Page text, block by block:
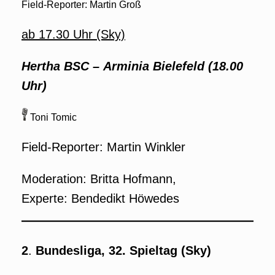
Field-Reporter: Martin Groß
ab 17.30 Uhr (Sky)
Hertha BSC – Arminia Bielefeld (18.00
Uhr)
Toni Tomic
Field-Reporter: Martin Winkler
Moderation: Britta Hofmann,
Experte: Bendedikt Höwedes
2. Bundesliga, 32. Spieltag (Sky)